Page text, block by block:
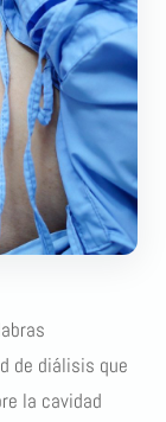
de diálisis que
la cavidad